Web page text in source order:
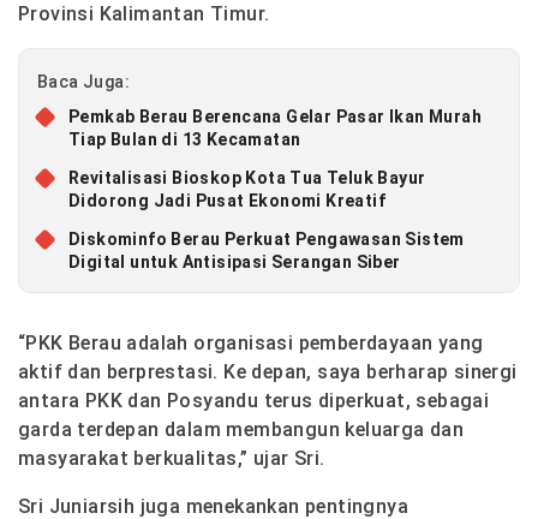
Provinsi Kalimantan Timur.
Baca Juga:
Pemkab Berau Berencana Gelar Pasar Ikan Murah
Tiap Bulan di 13 Kecamatan
Revitalisasi Bioskop Kota Tua Teluk Bayur
Didorong Jadi Pusat Ekonomi Kreatif
Diskominfo Berau Perkuat Pengawasan Sistem
Digital untuk Antisipasi Serangan Siber
“PKK Berau adalah organisasi pemberdayaan yang
aktif dan berprestasi. Ke depan, saya berharap sinergi
antara PKK dan Posyandu terus diperkuat, sebagai
garda terdepan dalam membangun keluarga dan
masyarakat berkualitas,” ujar Sri.
Sri Juniarsih juga menekankan pentingnya